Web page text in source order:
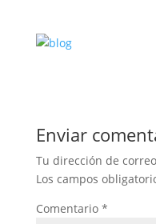
Enviar
Tu dirección de
Los campos
Comentario *